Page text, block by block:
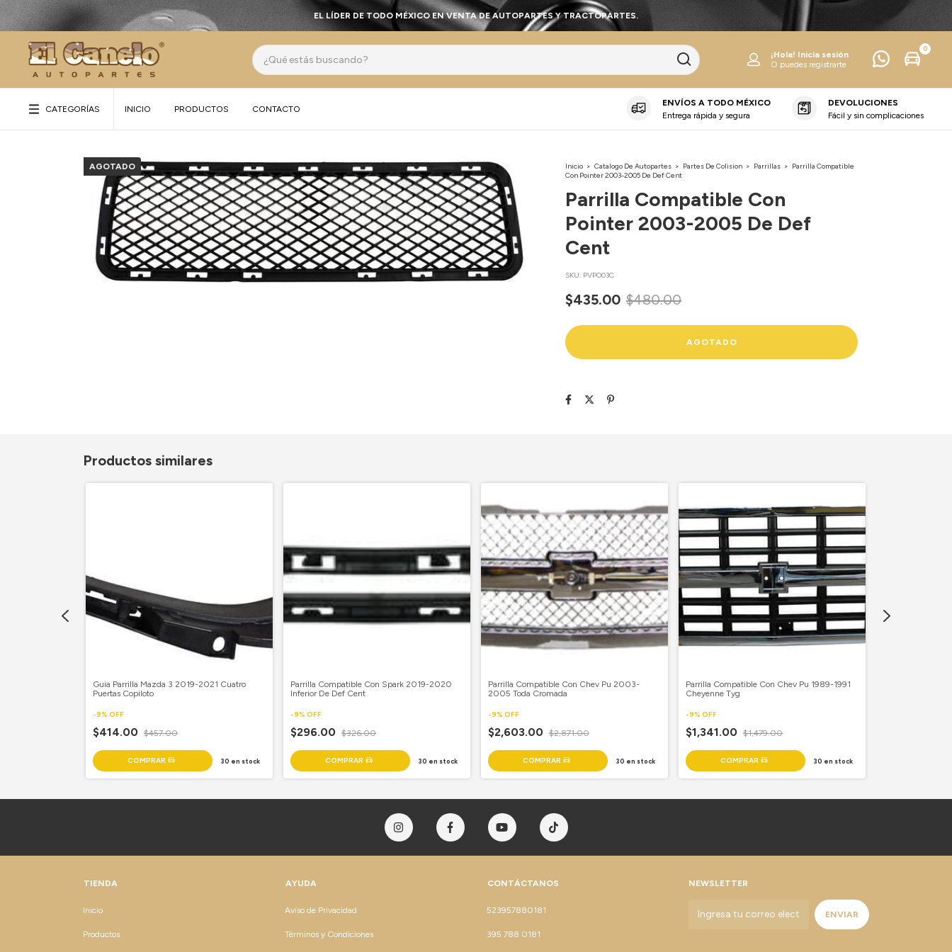
EL LÍDER DE TODO MÉXICO EN VENTA DE AUTOPARTES Y TRACTOPARTES.
¡Hola! Inicia sesión
O puedes registrarte
0
CATEGORÍAS INICIO PRODUCTOS CONTACTO
ENVÍOS A TODO MÉXICO
Entrega rápida y segura
DEVOLUCIONES
Fácil y sin complicaciones
AGOTADO Inicio > Catalogo De Autopartes > Partes De Colision > Parrillas > Parrilla Compatible
Con Pointer 2003-2005 De Def Cent
Parrilla Compatible Con
Pointer 2003-2005 De Def
Cent
SKU: PVPO03C
$435.00 $480.00
Productos similares
Guia Parrilla Mazda 3 2019-2021 Cuatro
Puertas Copiloto
-9% OFF
$414.00 $457.00
30 en stock
Parrilla Compatible Con Spark 2019-2020
Inferior De Def Cent
-9% OFF
$296.00 $326.00
30 en stock
Parrilla Compatible Con Chev Pu 2003-
2005 Toda Cromada
-9% OFF
$2,603.00 $2,871.00
30 en stock
Parrilla Compatible Con Chev Pu 1989-1991
Cheyenne Tyg
-9% OFF
$1,341.00 $1,479.00
30 en stock
TIENDA
Inicio
Productos
AYUDA
Aviso de Privacidad
Términos y Condiciones
CONTÁCTANOS
523957880181
395 788 0181
NEWSLETTER